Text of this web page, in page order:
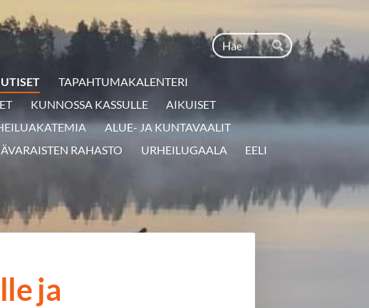
Haku
Hae
TAPAHTUMAKALENTERI
KUNNOSSA KASSULLE
AIKUISET
ALUE- JA KUNTAVAALIT
RAHASTO URHEILUGAALA EELI
ja